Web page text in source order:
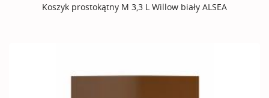
Koszyk prostokątny M 3,3 L Willow biały ALSEA